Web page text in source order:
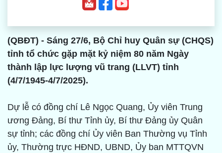
(QBĐT) - Sáng 27/6, Bộ Chỉ huy Quân sự (CHQS)
tỉnh tổ chức gặp mặt kỷ niệm 80 năm Ngày
thành lập lực lượng vũ trang (LLVT) tỉnh
(4/7/1945-4/7/2025).
Dự lễ có đồng chí Lê Ngọc Quang, Ủy viên Trung
ương Đảng, Bí thư Tỉnh ủy, Bí thư Đảng ủy Quân
sự tỉnh; các đồng chí Ủy viên Ban Thường vụ Tỉnh
ủy, Thường trực HĐND, UBND, Ủy ban MTTQVN